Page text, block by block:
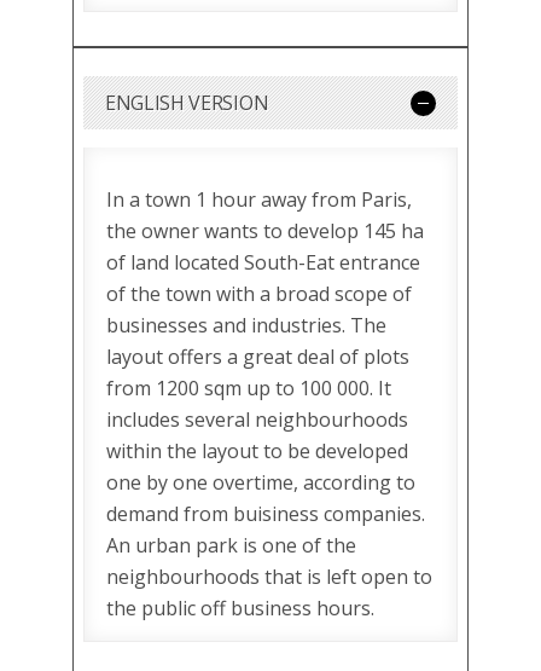
ENGLISH VERSION
In a town 1 hour away from Paris,
the owner wants to develop 145 ha
of land located South-Eat entrance
of the town with a broad scope of
businesses and industries. The
layout offers a great deal of plots
from 1200 sqm up to 100 000. It
includes several neighbourhoods
within the layout to be developed
one by one overtime, according to
demand from buisiness companies.
An urban park is one of the
neighbourhoods that is left open to
the public off business hours.